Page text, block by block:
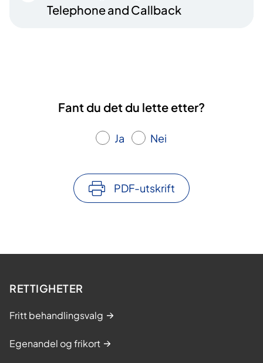
Telephone and Callback
Fant du det du lette etter?
Ja Nei
PDF-utskrift
RETTIGHETER
Fritt behandlingsvalg
Egenandel og frikort